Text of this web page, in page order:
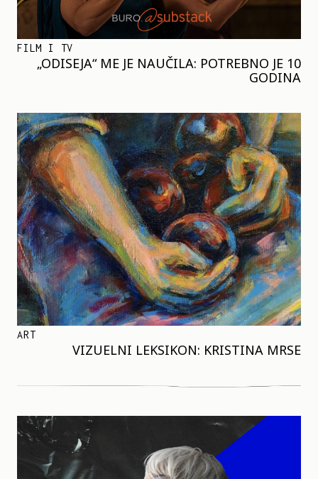
FILM I TV
„ODISEJA“ ME JE NAUČILA: POTREBNO JE 10
GODINA
ART
VIZUELNI LEKSIKON: KRISTINA MRSE